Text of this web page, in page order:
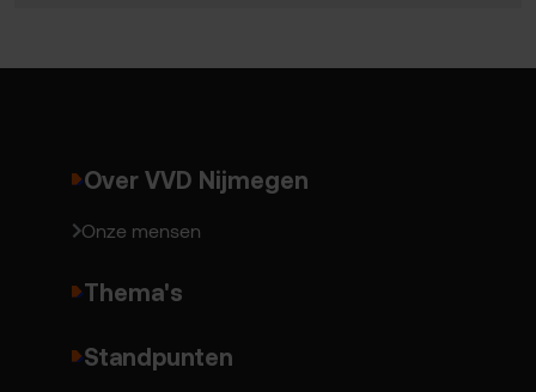
Over VVD Nijmegen
Onze mensen
Thema's
Standpunten